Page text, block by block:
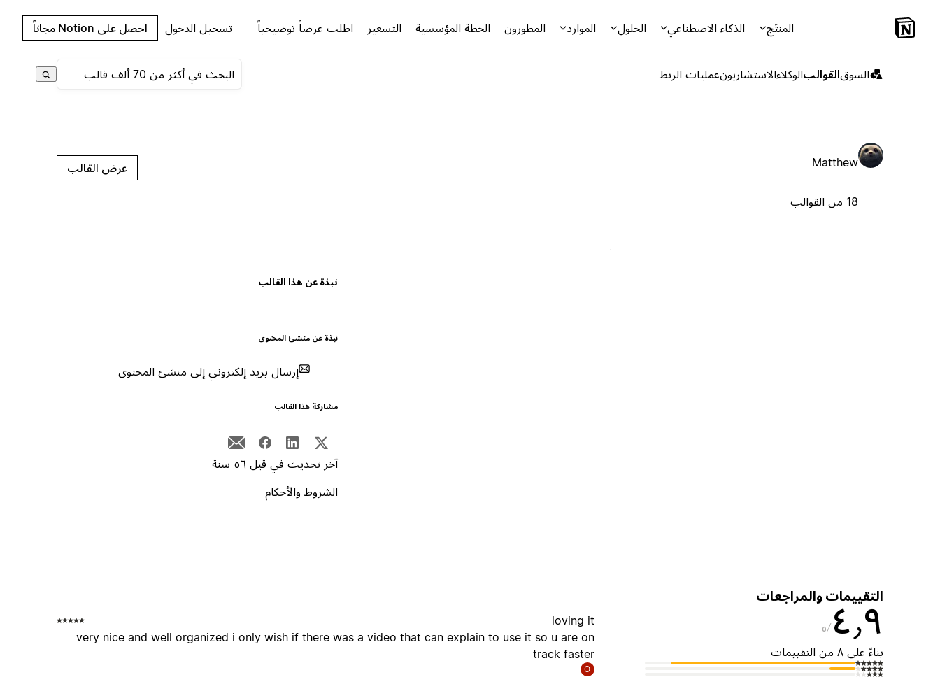
المنتَج الذكاء الاصطناعي الحلول الموارد المطورون الخطة المؤسسية التسعير اطلب عرضاً توضيحياً تسجيل الدخول احصل على Notion مجاناً
السوقالقوالبالوكلاءالاستشاريونعمليات الربط
Matthew
18 من القوالب
عرض القالب
نبذة عن هذا القالب
نبذة عن منشئ المحتوى
إرسال بريد إلكتروني إلى منشئ المحتوى
مشاركة هذا القالب
آخر تحديث في قبل ٥٦ سنة
الشروط والأحكام
التقييمات والمراجعات
٤٫٩ ٥
بناءً على ٨ من التقييمات
loving it
very nice and well organized i only wish if there was a video that can explain to use it so u are on
track faster
O